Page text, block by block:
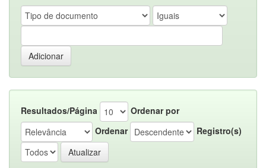
Resultados/Página
Ordenar por
Ordenar
Registro(s)